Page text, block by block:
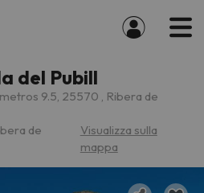
del Pubill
9.5, 25570 , Ribera de
de
Visualizza sulla
mappa